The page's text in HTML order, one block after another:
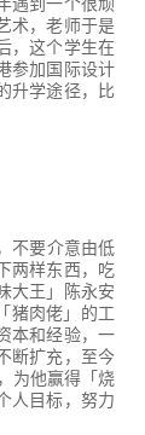
术，老师于是
，这个学生在
参加国际设计
升学途径，比
不要介意由低
两样东西，吃
大王」陈永安
猪肉佬」的工
本和经验，一
断扩充，至今
为他赢得「烧
人目标，努力